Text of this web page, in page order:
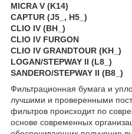
MICRA V (K14)
CAPTUR (J5_, H5_)
CLIO IV (BH_)
CLIO IV FURGON
CLIO IV GRANDTOUR (KH_)
LOGAN/STEPWAY II (L8_)
SANDERO/STEPWAY II (B8_)
Фильтрационная бумага и
лучшими и проверенными
фильтров происходит по
основе современных